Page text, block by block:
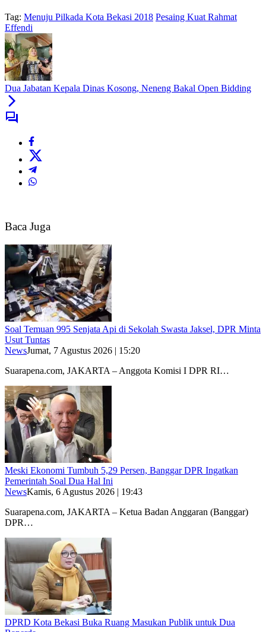
Tag: Menuju Pilkada Kota Bekasi 2018 Pesaing Kuat Rahmat
Effendi
Dua Jabatan Kepala Dinas Kosong, Neneng Bakal Open Bidding
Baca Juga
Soal Temuan 995 Senjata Api di Sekolah Swasta Jaksel, DPR Minta
Usut Tuntas
NewsJumat, 7 Agustus 2026 | 15:20
Suarapena.com, JAKARTA – Anggota Komisi I DPR RI…
Meski Ekonomi Tumbuh 5,29 Persen, Banggar DPR Ingatkan
Pemerintah Soal Dua Hal Ini
NewsKamis, 6 Agustus 2026 | 19:43
Suarapena.com, JAKARTA – Ketua Badan Anggaran (Banggar)
DPR…
DPRD Kota Bekasi Buka Ruang Masukan Publik untuk Dua